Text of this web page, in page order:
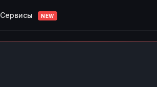
Сервисы NEW